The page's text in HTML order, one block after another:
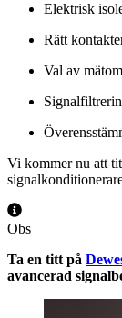
Elektrisk
Rätt
Val av
Vi kommer nu att
Obs
Ta en titt på
avancerad